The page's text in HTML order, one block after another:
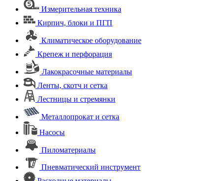
Измерительная техника
Кирпич, блоки и ПГП
Климатическое оборудование
Крепеж и перфорация
Лакокрасочные материалы
Ленты, скотч и сетка
Лестницы и стремянки
Металлопрокат и сетка
Насосы
Пиломатериалы
Пневматический инструмент